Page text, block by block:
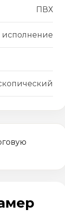
ПВХ
исполнение